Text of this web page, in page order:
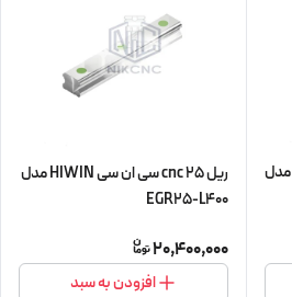
ریل 45 cnc سی ان سی HIWIN مدل
ریل 25 cnc سی ان سی HIWIN مدل
EGR25-L400
20,400,000
افزودن به سبد